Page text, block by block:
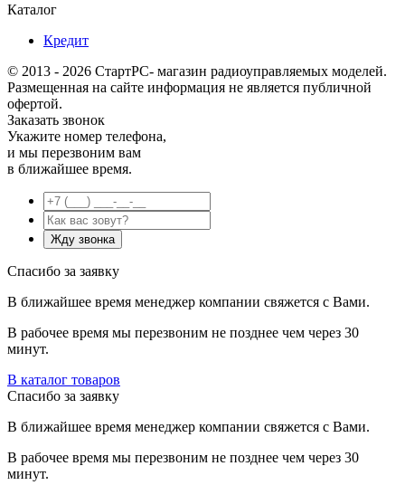
Каталог
Кредит
© 2013 - 2026 СтартРС- магазин радиоуправляемых моделей.
Размещенная на сайте информация не является публичной
офертой.
Заказать звонок
Укажите номер телефона,
и мы перезвоним вам
в ближайшее время.
Спасибо за заявку
В ближайшее время менеджер компании свяжется с Вами.
В рабочее время мы перезвоним не позднее чем через 30
минут.
В каталог товаров
Спасибо за заявку
В ближайшее время менеджер компании свяжется с Вами.
В рабочее время мы перезвоним не позднее чем через 30
минут.